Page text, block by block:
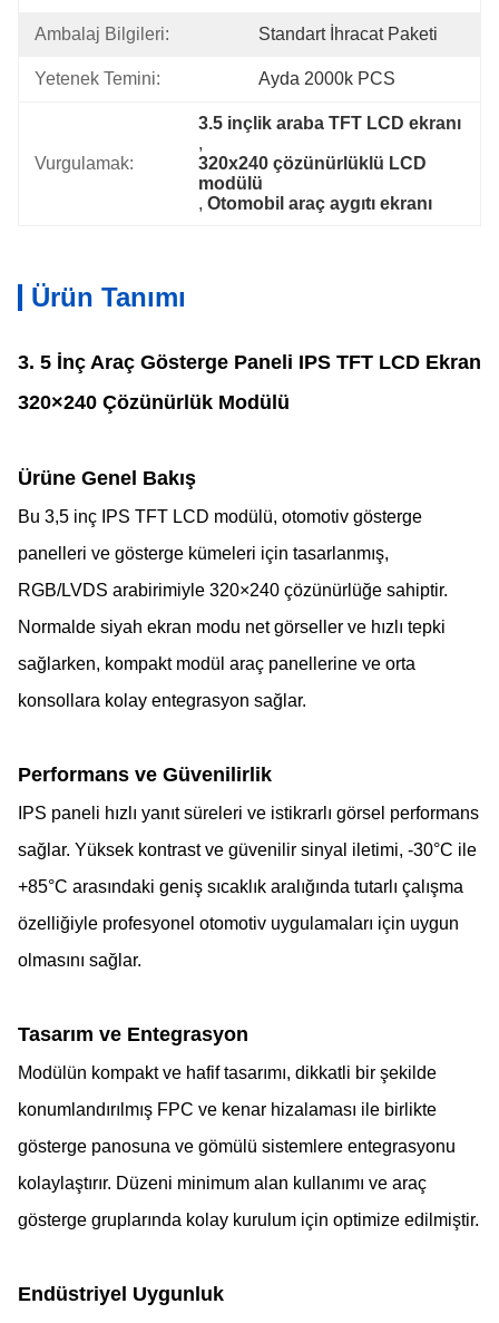
Ambalaj Bilgileri: Standart İhracat Paketi
Yetenek Temini: Ayda 2000k PCS
Vurgulamak:
3.5 inçlik araba TFT LCD ekranı
,
320x240 çözünürlüklü LCD
modülü
, Otomobil araç aygıtı ekranı
Ürün Tanımı
3. 5 İnç Araç Gösterge Paneli IPS TFT LCD Ekran
320×240 Çözünürlük Modülü
Ürüne Genel Bakış
Bu 3,5 inç IPS TFT LCD modülü, otomotiv gösterge
panelleri ve gösterge kümeleri için tasarlanmış,
RGB/LVDS arabirimiyle 320×240 çözünürlüğe sahiptir.
Normalde siyah ekran modu net görseller ve hızlı tepki
sağlarken, kompakt modül araç panellerine ve orta
konsollara kolay entegrasyon sağlar.
Performans ve Güvenilirlik
IPS paneli hızlı yanıt süreleri ve istikrarlı görsel performans
sağlar. Yüksek kontrast ve güvenilir sinyal iletimi, -30°C ile
+85°C arasındaki geniş sıcaklık aralığında tutarlı çalışma
özelliğiyle profesyonel otomotiv uygulamaları için uygun
olmasını sağlar.
Tasarım ve Entegrasyon
Modülün kompakt ve hafif tasarımı, dikkatli bir şekilde
konumlandırılmış FPC ve kenar hizalaması ile birlikte
gösterge panosuna ve gömülü sistemlere entegrasyonu
kolaylaştırır. Düzeni minimum alan kullanımı ve araç
gösterge gruplarında kolay kurulum için optimize edilmiştir.
Endüstriyel Uygunluk